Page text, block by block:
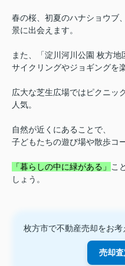
春の桜、初夏のハナショウブ
景に出会えます。
また、「淀川河川公園 枚方地
サイクリングやジョギングを
広大な芝生広場ではピクニッ
人気。
自然が近くにあることで、
子どもたちの遊び場や散歩コ
「暮らしの中に緑がある」 こ
しょう。
枚方市で不動産売却をお
売却